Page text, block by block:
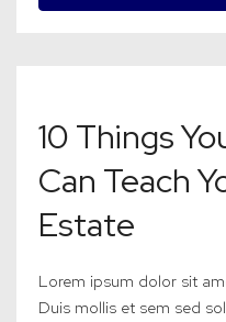
10 Things
Can Teach
Estate
Lorem ipsum dolor sit
Duis mollis et sem sed